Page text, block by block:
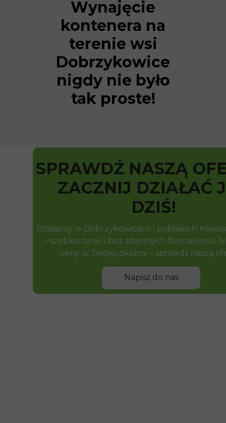
Wynajęcie
kontenera na
terenie wsi
Dobrzykowice
nigdy nie było
tak proste!
Napisz do nas
Działamy w Dobrzykowicach i pobliskich
– szybko, tanio i bez zbędnych formalności.
ceny w Twojej okolicy – sprawdź naszą
SPRAWDŹ NASZĄ
ZACZNIJ DZIAŁAĆ
DZIŚ!